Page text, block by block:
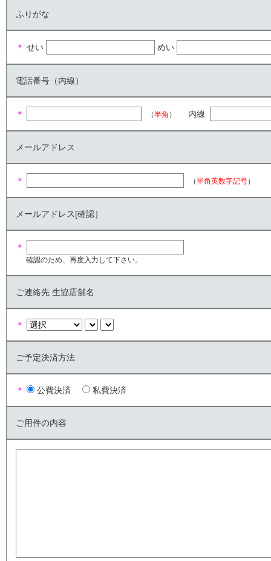
ふりがな
＊ せい めい
電話番号（内線）
＊ （半角 ） 内線
メールアドレス
＊ （半角英数字記号）
メールアドレス[確認］
＊
確認のため、再度入力して下さい。
ご連絡先 生協店舗名
＊
ご予定決済方法
＊ 公費決済 私費決済
ご用件の内容